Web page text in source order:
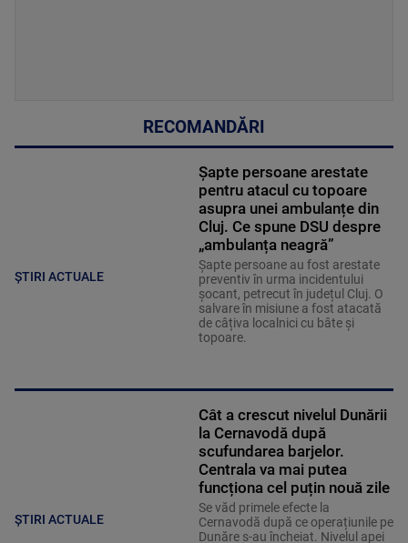
RECOMANDĂRI
ȘTIRI ACTUALE
Șapte persoane arestate
pentru atacul cu topoare
asupra unei ambulanțe din
Cluj. Ce spune DSU despre
„ambulanța neagră”
Șapte persoane au fost arestate
preventiv în urma incidentului
șocant, petrecut în județul Cluj. O
salvare în misiune a fost atacată
de câțiva localnici cu bâte și
topoare.
ȘTIRI ACTUALE
Cât a crescut nivelul Dunării
la Cernavodă după
scufundarea barjelor.
Centrala va mai putea
funcționa cel puțin nouă zile
Se văd primele efecte la
Cernavodă după ce operațiunile pe
Dunăre s-au încheiat. Nivelul apei